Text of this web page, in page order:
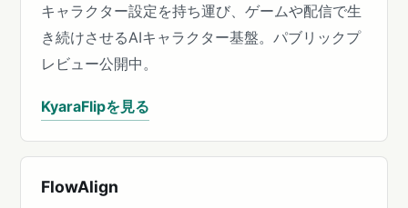
キャラクター設定を持ち運び、ゲームや配信で生
き続けさせるAIキャラクター基盤。パブリックプ
レビュー公開中。
KyaraFlipを見る
FlowAlign